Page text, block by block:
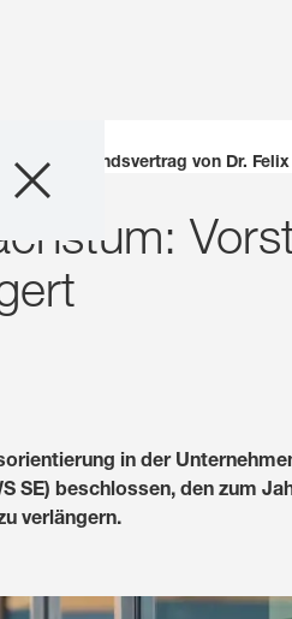
Unternehmen
Geschäftsfelder
Innovation
Nachhaltigkeit
Medien &
Vorstandsvertrag von Dr.
in der
beschlossen, den zum
verlängern.